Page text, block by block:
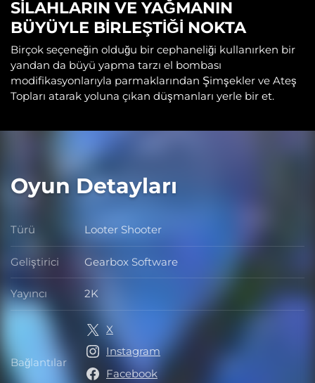
SİLAHLARIN VE YAĞMANIN
BÜYÜYLE BİRLEŞTİĞİ NOKTA
Birçok seçeneğin olduğu bir cephaneliği kullanırken bir
yandan da büyü yapma tarzı el bombası
modifikasyonlarıyla parmaklarından Şimşekler ve Ateş
Topları atarak yoluna çıkan düşmanları yerle bir et.
Oyun Detayları
Türü Türü
Looter Shooter
Geliştirici Geliştirici
Gearbox Software
Yayıncı Yayıncı
2K
Bağlantılar Bağlantılar
X
Instagram
Facebook